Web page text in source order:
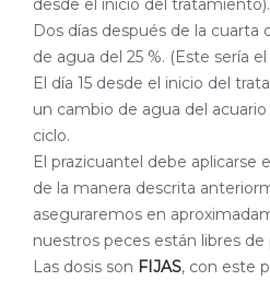
desde el inicio del tratamiento).
Dos días después de la cuarta
de agua del 25 %. (Este sería el
El día 15 desde el inicio del
un cambio de agua del
ciclo.
El prazicuantel debe aplicarse
de la manera descrita
aseguraremos en
nuestros peces están libres de
Las dosis son FIJAS, con este